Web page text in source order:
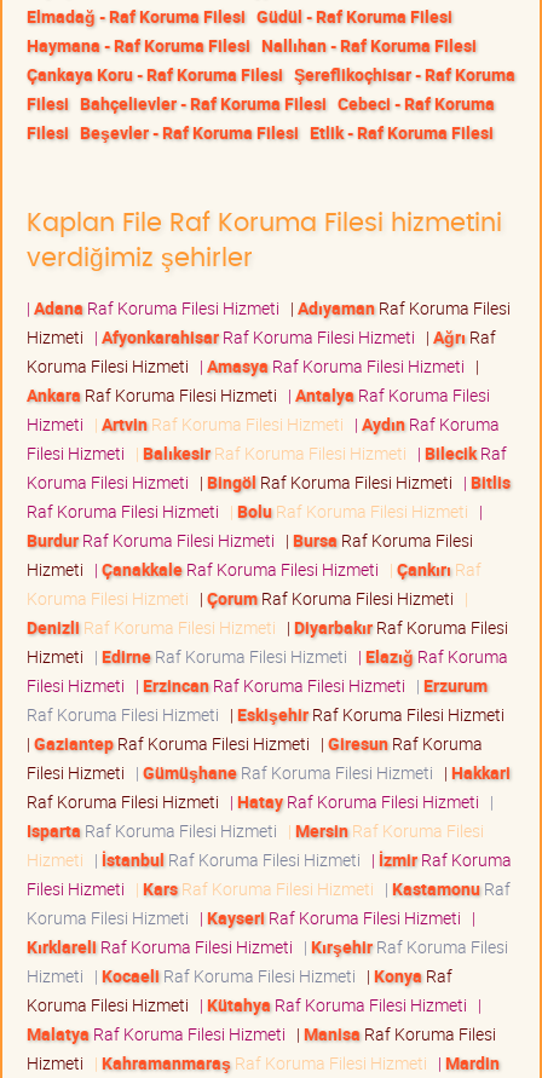
Elmadağ - Raf Koruma Filesi Güdül - Raf Koruma Filesi
Haymana - Raf Koruma Filesi Nallıhan - Raf Koruma Filesi
Çankaya Koru - Raf Koruma Filesi Şereflikoçhisar - Raf Koruma
Filesi Bahçelievler - Raf Koruma Filesi Cebeci - Raf Koruma
Filesi Beşevler - Raf Koruma Filesi Etlik - Raf Koruma Filesi
Kaplan File Raf Koruma Filesi hizmetini
verdiğimiz şehirler
| Adana Raf Koruma Filesi Hizmeti | AdıyamanRaf Koruma Filesi
Hizmeti | AfyonkarahisarRaf Koruma Filesi Hizmeti | Ağrı Raf
Koruma Filesi Hizmeti | Amasya Raf Koruma Filesi Hizmeti |
Ankara Raf Koruma Filesi Hizmeti | Antalya Raf Koruma Filesi
Hizmeti | ArtvinRaf Koruma Filesi Hizmeti | AydınRaf Koruma
Filesi Hizmeti | BalıkesirRaf Koruma Filesi Hizmeti | BilecikRaf
Koruma Filesi Hizmeti | Bingöl Raf Koruma Filesi Hizmeti | Bitlis
Raf Koruma Filesi Hizmeti | BoluRaf Koruma Filesi Hizmeti |
BurdurRaf Koruma Filesi Hizmeti | Bursa Raf Koruma Filesi
Hizmeti | ÇanakkaleRaf Koruma Filesi Hizmeti | Çankırı Raf
Koruma Filesi Hizmeti | ÇorumRaf Koruma Filesi Hizmeti |
Denizli Raf Koruma Filesi Hizmeti | DiyarbakırRaf Koruma Filesi
Hizmeti | EdirneRaf Koruma Filesi Hizmeti | Elazığ Raf Koruma
Filesi Hizmeti | ErzincanRaf Koruma Filesi Hizmeti | Erzurum
Raf Koruma Filesi Hizmeti | EskişehirRaf Koruma Filesi Hizmeti
| GaziantepRaf Koruma Filesi Hizmeti | GiresunRaf Koruma
Filesi Hizmeti | GümüşhaneRaf Koruma Filesi Hizmeti | Hakkari
Raf Koruma Filesi Hizmeti | HatayRaf Koruma Filesi Hizmeti |
Isparta Raf Koruma Filesi Hizmeti | MersinRaf Koruma Filesi
Hizmeti | İstanbul Raf Koruma Filesi Hizmeti | İzmirRaf Koruma
Filesi Hizmeti | KarsRaf Koruma Filesi Hizmeti | KastamonuRaf
Koruma Filesi Hizmeti | Kayseri Raf Koruma Filesi Hizmeti |
Kırklareli Raf Koruma Filesi Hizmeti | KırşehirRaf Koruma Filesi
Hizmeti | Kocaeli Raf Koruma Filesi Hizmeti | Konya Raf
Koruma Filesi Hizmeti | Kütahya Raf Koruma Filesi Hizmeti |
Malatya Raf Koruma Filesi Hizmeti | Manisa Raf Koruma Filesi
Hizmeti | Kahramanmaraş Raf Koruma Filesi Hizmeti | Mardin